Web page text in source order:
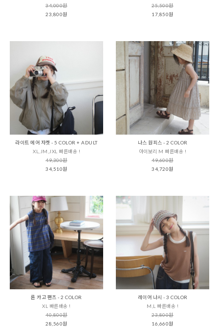
34,000원
23,800원
25,500원
17,850원
라이트 에어 자켓 - 5 COLOR + ADULT
XL,JM,JXL 빠른배송 !
49,300원
34,510원
나스 원피스 - 2 COLOR
아이보리 M 빠른배송 !
49,600원
34,720원
론 카고 팬츠 - 2 COLOR
XL 빠른배송 !
40,800원
28,560원
레이어 나시 - 3 COLOR
M,L 빠른배송 !
23,800원
16,660원